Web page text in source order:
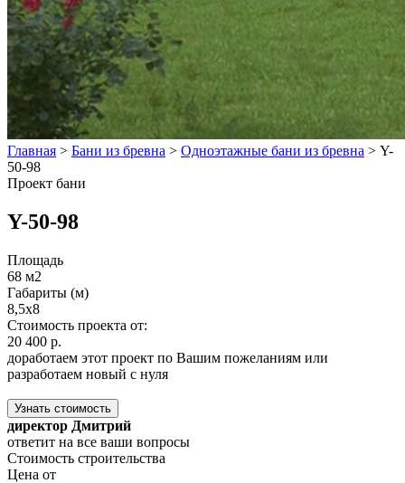
Главная > Бани из бревна > Одноэтажные бани из бревна > Y-
50-98
Проект бани
Y-50-98
Площадь
68 м2
Габариты (м)
8,5x8
Стоимость проекта от:
20 400 р.
доработаем этот проект по Вашим пожеланиям или
разработаем новый с нуля
Узнать стоимость
директор Дмитрий
ответит на все ваши вопросы
Стоимость строительства
Цена от